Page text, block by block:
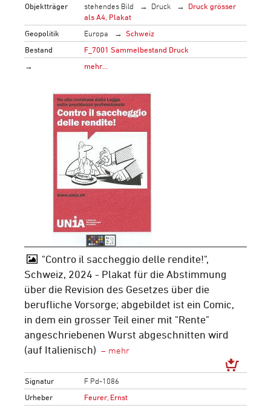
Objektträger
stehendes Bild Druck
Druck grösser
als A4, Plakat
Geopolitik
Europa
Schweiz
Bestand
F_7001 Sammelbestand Druck
→
mehr…
"Contro il saccheggio delle rendite!",
Schweiz, 2024 - Plakat für die Abstimmung
über die Revision des Gesetzes über die
berufliche Vorsorge; abgebildet ist ein Comic,
in dem ein grosser Teil einer mit "Rente"
angeschriebenen Wurst abgeschnitten wird
(auf Italienisch)
Signatur
F Pd-1086
Urheber
Feurer, Ernst